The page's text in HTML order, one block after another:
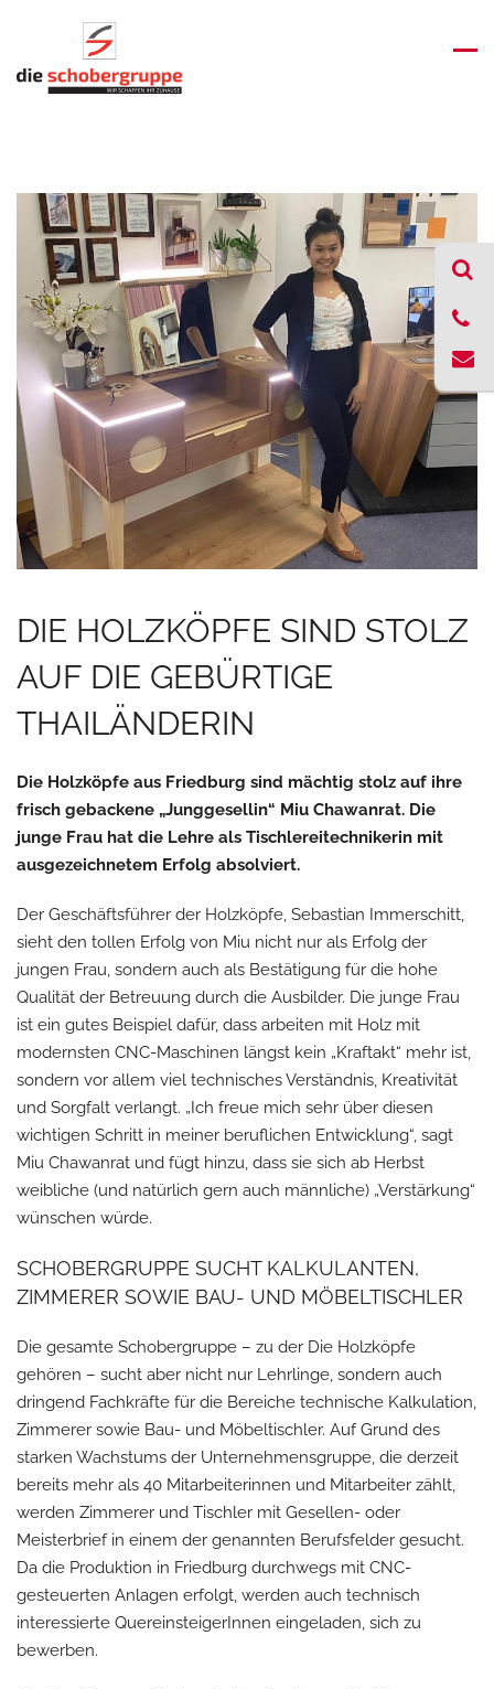
DIE HOLZKÖPFE SIND STOLZ
AUF DIE GEBÜRTIGE
THAILÄNDERIN
Die Holzköpfe aus Friedburg sind mächtig stolz auf ihre
frisch gebackene „Junggesellin“ Miu Chawanrat. Die
junge Frau hat die Lehre als Tischlereitechnikerin mit
ausgezeichnetem Erfolg absolviert.
Der Geschäftsführer der Holzköpfe, Sebastian Immerschitt,
sieht den tollen Erfolg von Miu nicht nur als Erfolg der
jungen Frau, sondern auch als Bestätigung für die hohe
Qualität der Betreuung durch die Ausbilder. Die junge Frau
ist ein gutes Beispiel dafür, dass arbeiten mit Holz mit
modernsten CNC-Maschinen längst kein „Kraftakt“ mehr ist,
sondern vor allem viel technisches Verständnis, Kreativität
und Sorgfalt verlangt. „Ich freue mich sehr über diesen
wichtigen Schritt in meiner beruflichen Entwicklung“, sagt
Miu Chawanrat und fügt hinzu, dass sie sich ab Herbst
weibliche (und natürlich gern auch männliche) „Verstärkung“
wünschen würde.
SCHOBERGRUPPE SUCHT KALKULANTEN,
ZIMMERER SOWIE BAU- UND MÖBELTISCHLER
Die gesamte Schobergruppe – zu der Die Holzköpfe
gehören – sucht aber nicht nur Lehrlinge, sondern auch
dringend Fachkräfte für die Bereiche technische Kalkulation,
Zimmerer sowie Bau- und Möbeltischler. Auf Grund des
starken Wachstums der Unternehmensgruppe, die derzeit
bereits mehr als 40 Mitarbeiterinnen und Mitarbeiter zählt,
werden Zimmerer und Tischler mit Gesellen- oder
Meisterbrief in einem der genannten Berufsfelder gesucht.
Da die Produktion in Friedburg durchwegs mit CNC-
gesteuerten Anlagen erfolgt, werden auch technisch
interessierte QuereinsteigerInnen eingeladen, sich zu
bewerben.